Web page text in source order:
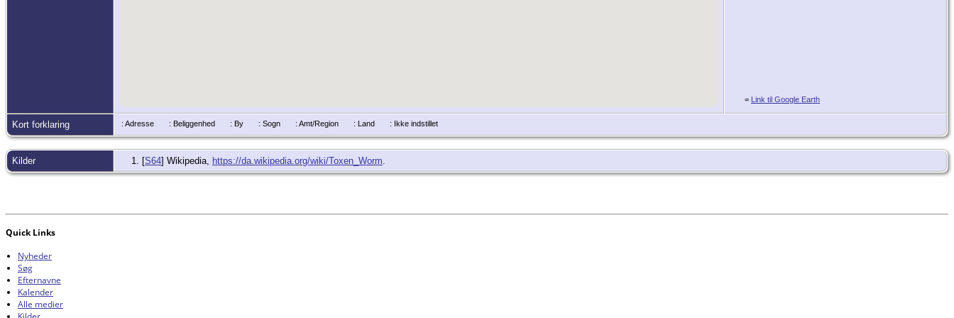
= Link til Google Earth
Kort forklaring : Adresse : Beliggenhed : By : Sogn : Amt/Region : Land : Ikke indstillet
Kilder [S64] Wikipedia, https://da.wikipedia.org/wiki/Toxen_Worm.
Quick Links
Nyheder
Søg
Efternavne
Kalender
Alle medier